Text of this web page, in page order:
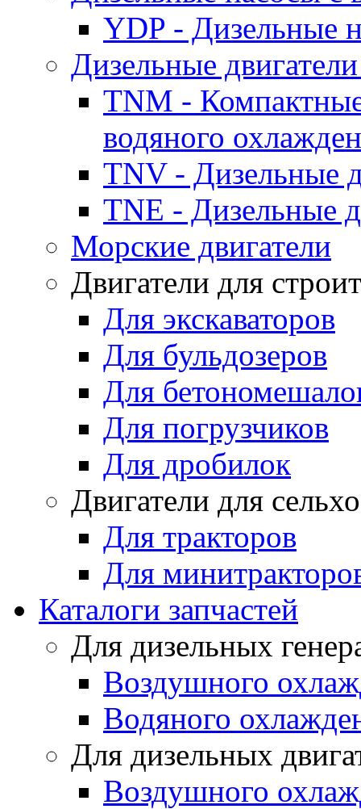
YDP - Дизельные
Дизельные
TNM -
водяного
TNV - Дизельные
TNE - Дизельные
Морские двигатели
Двигатели для
Для экскаваторов
Для бульдозеров
Для
Для погрузчиков
Для дробилок
Двигатели для
Для тракторов
Для
Каталоги запчастей
Для дизельных
Воздушного
Водяного
Для дизельных
Воздушного